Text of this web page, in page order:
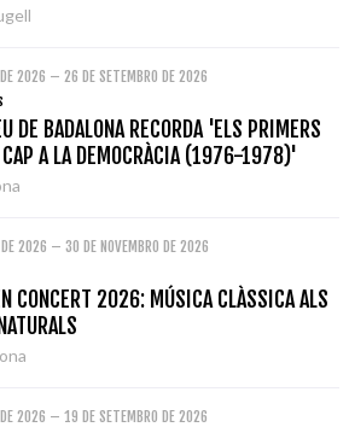
2026 – 26 DE SETEMBRO DE 2026
DE BADALONA RECORDA 'ELS PRIMERS
CAP A LA DEMOCRÀCIA (1976-1978)'
2026 – 30 DE NOVEMBRO DE 2026
CONCERT 2026: MÚSICA CLÀSSICA ALS
2026 – 19 DE SETEMBRO DE 2026